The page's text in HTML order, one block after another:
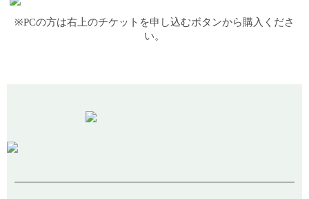
※PCの方は右上のチケットを申し込むボタンから購入くださ
い。